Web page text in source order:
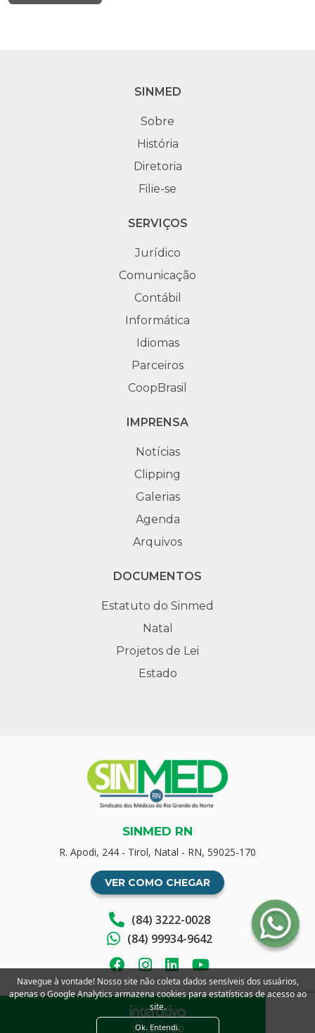
SINMED
Sobre
História
Diretoria
Filie-se
SERVIÇOS
Jurídico
Comunicação
Contábil
Informática
Idiomas
Parceiros
CoopBrasil
IMPRENSA
Notícias
Clipping
Galerias
Agenda
Arquivos
DOCUMENTOS
Estatuto do Sinmed
Natal
Projetos de Lei
Estado
SINMED RN
R. Apodi, 244 - Tirol, Natal - RN, 59025-170
VER COMO CHEGAR
(84) 3222-0028
(84) 99934-9642
Versão: 1.0.0
Navegue à vontade! Nosso site não coleta dados sensíveis dos usuários,
apenas o Google Analytics armazena cookies para estatísticas de acesso ao
site.
Ok. Entendi.